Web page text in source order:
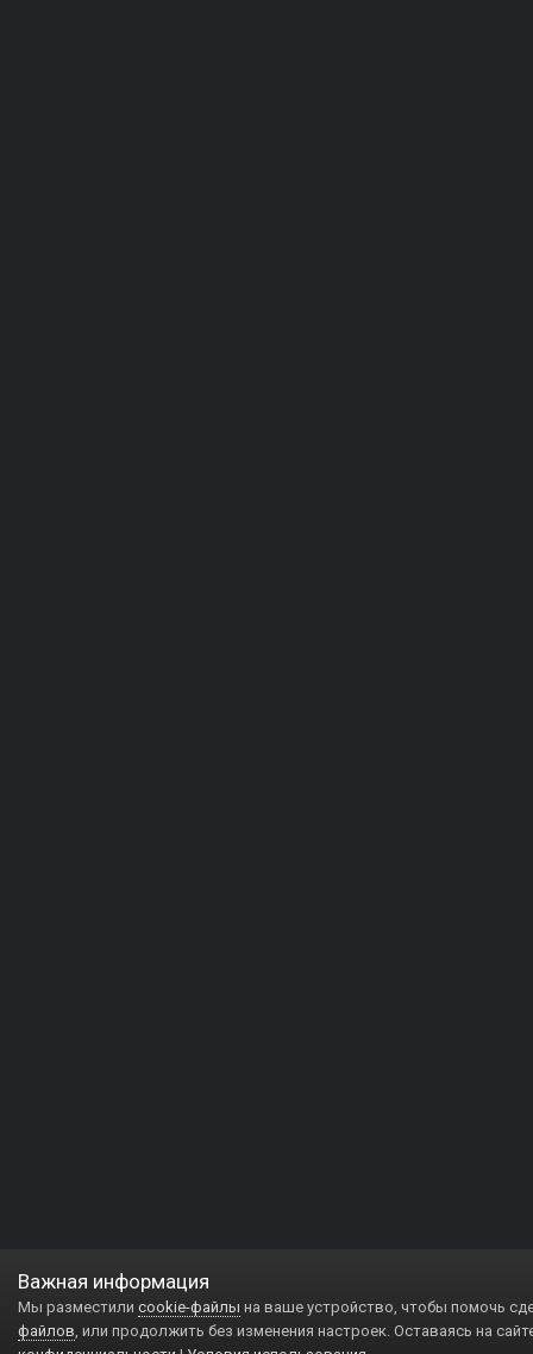
Важная информация
Мы разместили cookie-файлы на ваше устройство, чтобы помочь
файлов, или продолжить без изменения настроек. Оставаясь на